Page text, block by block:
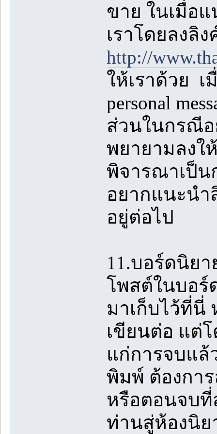
ขาย ในเมื่อ
เราโดยลงลิง
http://
ให้เราด้วย
personal
ส่วนในกรณีอ
พยายามลงใ
พิจารณาเป็น
อยากแนะนำ
อยู่ต่อไป
11.บอร์ดนิย
โพสต์ในบอร์
มาเก็บไว้ที่นี่
เขียนต่อ แต่
แก่การจบแล้
พิมพ์ ต้องกา
หรือตอนจบที่
ท่านสู่ห้องนิย